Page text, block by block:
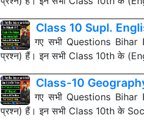
Class 10 Supl.
नीचे दिए गए सभी Questions Bihar
प्रश्न) हैं। इन सभी Class 10th के
Class-10 Geography
नीचे दिए गए सभी Questions Bihar
प्रश्न) हैं। इन सभी Class 10th के